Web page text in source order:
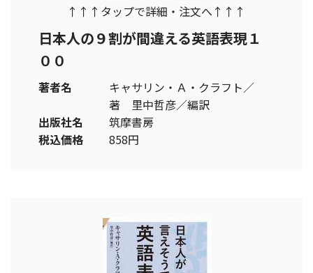
↑↑↑タップで詳細・注文へ↑↑↑
日本人の９割が間違える英語表現１
００
著者名
キャサリン・Ａ・クラフト／
著 里中哲彦／編訳
出版社名
筑摩書房
税込価格
858円